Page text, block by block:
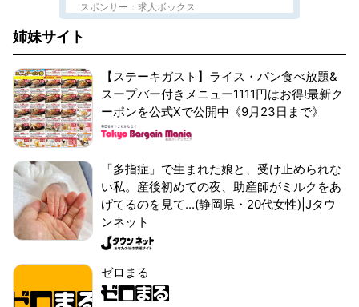
スポンサー：求人ボックス
姉妹サイト
【ステーキガスト】ライス・パン食べ放題&
スープバー付きメニュー1111円はお得!最新ク
ーポンを公式Xで公開中《9月23日まで》
「多指症」で生まれた娘と、受け止められな
い私。産後初めての夜、助産師がミルクをあ
げてるのを見て...(静岡県・20代女性)|Jタウ
ンネット
ゼロまる